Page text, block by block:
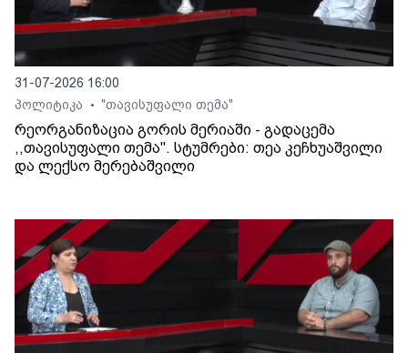
31-07-2026 16:00
პოლიტიკა
• "თავისუფალი თემა"
რეორგანიზაცია გორის მერიაში - გადაცემა
,,თავისუფალი თემა". სტუმრები: თეა კეჩხუაშვილი
და ლექსო მერებაშვილი